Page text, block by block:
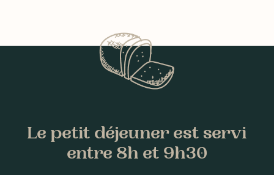
Le petit déjeuner est servi
entre 8h et 9h30